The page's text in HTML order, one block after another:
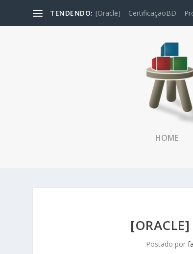
TENDENDO: [Oracle] – CertificaçãoBD –
HOME
Postado por